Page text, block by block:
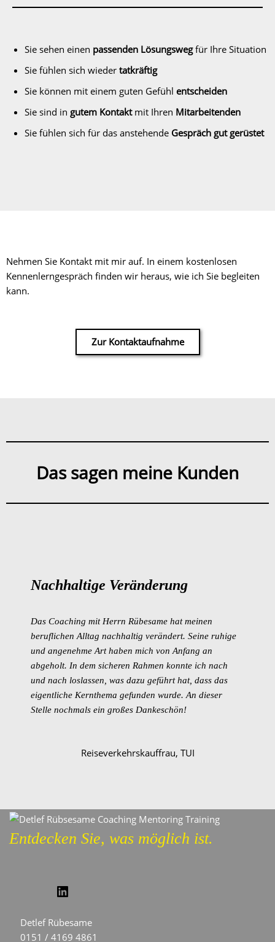
Sie sehen einen passenden Lösungswegfür Ihre Situation
Sie fühlen sich wieder tatkräftig
Sie können mit einem guten Gefühl entscheiden
Sie sind in gutem Kontakt mit Ihren Mitarbeitenden
Sie fühlen sich für das anstehende Gespräch gut gerüstet
Nehmen Sie Kontakt mit mir auf. In einem kostenlosen
Kennenlerngespräch finden wir heraus, wie ich Sie begleiten
kann.
Zur Kontaktaufnahme
Das sagen meine Kunden
Nachhaltige Veränderung
Das Coaching mit Herrn Rübesame hat meinen
beruflichen Alltag nachhaltig verändert. Seine ruhige
und angenehme Art haben mich von Anfang an
abgeholt. In dem sicheren Rahmen konnte ich nach
und nach loslassen, was dazu geführt hat, dass das
eigentliche Kernthema gefunden wurde. An dieser
Stelle nochmals ein großes Dankeschön!
Reiseverkehrskauffrau, TUI
Entdecken Sie, was möglich ist.
Detlef Rübesame
0151 / 4169 4861